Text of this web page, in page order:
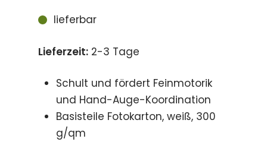
lieferbar
Lieferzeit: 2-3 Tage
Schult und fördert Feinmotorik
und Hand-Auge-Koordination
Basisteile Fotokarton, weiß, 300
g/qm